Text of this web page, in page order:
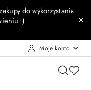
do wykorzystania
:)
Moje konto